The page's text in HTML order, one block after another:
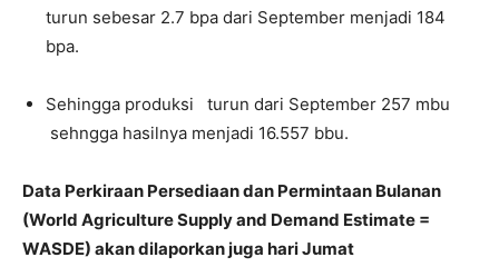
turun sebesar 2.7 bpa dari September menjadi 184
bpa.
Sehingga produksi turun dari September 257 mbu
sehngga hasilnya menjadi 16.557 bbu.
Data Perkiraan Persediaan dan Permintaan Bulanan
(World Agriculture Supply and Demand Estimate =
WASDE) akan dilaporkan juga hari Jumat